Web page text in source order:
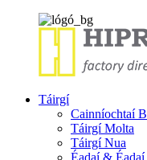
Táirgí
Cainníochtaí
Táirgí Molta
Táirgí Nua
Éadaí &